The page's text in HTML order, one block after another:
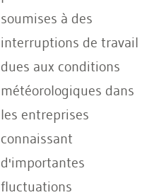
soumises à des
interruptions de travail
dues aux conditions
météorologiques dans
les entreprises
connaissant
d'importantes
fluctuations